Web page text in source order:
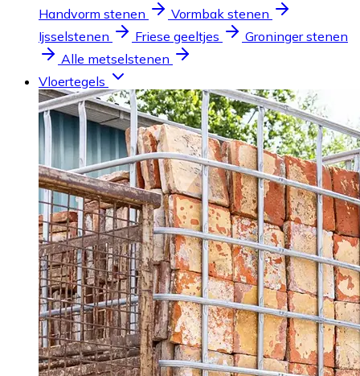
Handvorm stenen
Vormbak stenen
Ijsselstenen
Friese geeltjes
Groninger stenen
Alle metselstenen
Vloertegels